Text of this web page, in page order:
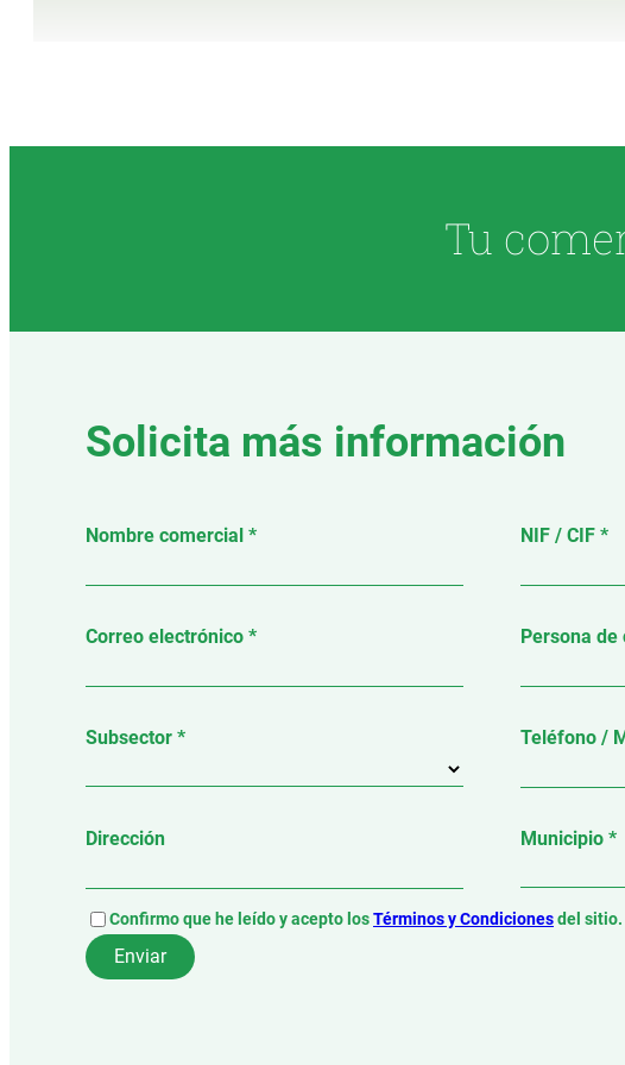
Tu
Solicita más información
Nombre comercial * NIF / CIF *
Correo electrónico * Persona de
Subsector * Teléfono /
Dirección Municipio *
Confirmo que he leído y acepto losTérminos y Condicionesdel sitio.